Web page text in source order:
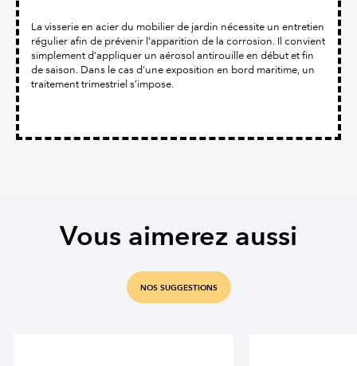
La visserie en acier du mobilier de jardin nécessite un entretien
régulier afin de prévenir l’apparition de la corrosion. Il convient
simplement d’appliquer un aérosol antirouille en début et fin
de saison. Dans le cas d’une exposition en bord maritime, un
traitement trimestriel s’impose.
Vous aimerez aussi
NOS SUGGESTIONS